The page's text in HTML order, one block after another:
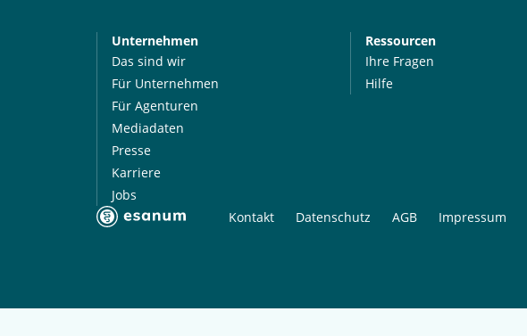
Unternehmen
Das sind wir
Für Unternehmen
Für Agenturen
Mediadaten
Presse
Karriere
Jobs
Ressourcen
Ihre Fragen
Hilfe
Kontakt Datenschutz AGB Impressum